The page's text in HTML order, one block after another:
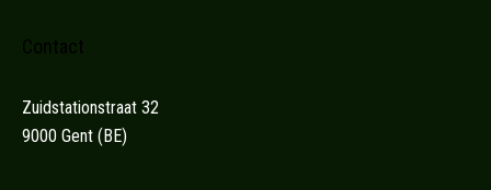
Contact
Zuidstationstraat 32
9000 Gent (BE)